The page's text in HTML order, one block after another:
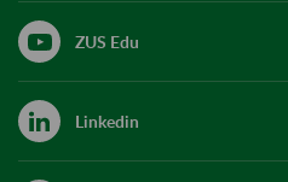
ZUS Edu
Linkedin